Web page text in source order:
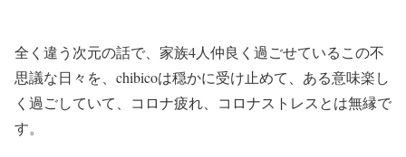
全く違う次元の話で、家族4人仲良く過ごせているこの不
思議な日々を、chibicoは穏かに受け止めて、ある意味楽し
く過ごしていて、コロナ疲れ、コロナストレスとは無縁で
す。